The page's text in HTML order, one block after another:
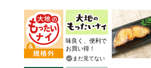
味良く、便利で
お買い得！
まだ見てない